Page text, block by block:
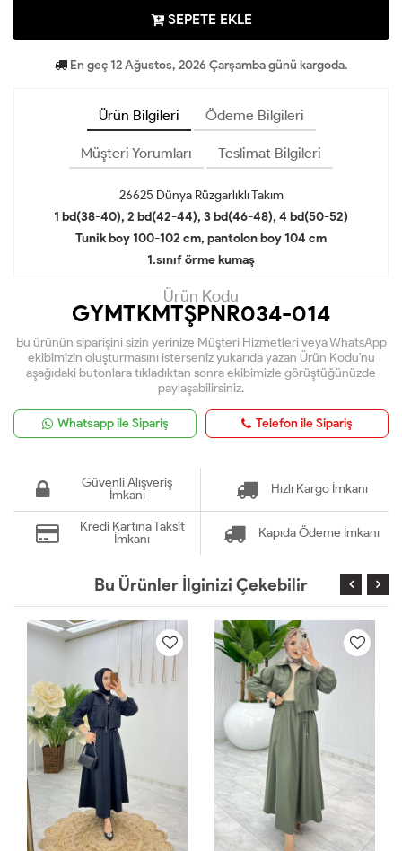
SEPETE EKLE
En geç 12 Ağustos, 2026 Çarşamba günü kargoda.
Ürün Bilgileri Ödeme Bilgileri
Müşteri Yorumları Teslimat Bilgileri
26625 Dünya Rüzgarlıklı Takım
1 bd(38-40), 2 bd(42-44), 3 bd(46-48), 4 bd(50-52)
Tunik boy 100-102 cm, pantolon boy 104 cm
1.sınıf örme kumaş
Ürün Kodu
GYMTKMTŞPNR034-014
Bu ürünün siparişini sizin yerinize Müşteri Hizmetleri veya WhatsApp
ekibimizin oluşturmasını isterseniz yukarıda yazan Ürün Kodu'nu
aşağıdaki butonlara tıkladıktan sonra ekibimizle görüştüğünüzde
paylaşabilirsiniz.
Whatsapp ile Sipariş Telefon ile Sipariş
Güvenli Alışveriş
İmkanı
Hızlı Kargo İmkanı
Kredi Kartına Taksit
İmkanı
Kapıda Ödeme İmkanı
Bu Ürünler İlginizi Çekebilir